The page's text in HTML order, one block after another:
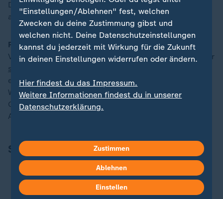
Das aktuelle sportstudio läuftmorgen live im Stream
ab 22:30 Uhr und ab 23 Uhr im TV.
Fußball:Die Weltmeisterschaft rückt näher, die
Vorfreude steigt. Ein guter Zeitpunkt, sich an einige der
spektakulärsten Partien der WM-Geschichte
erinnern. Autor Ralf Lorenzen blickt zurück auf das
Wunder von Bern, die Schande von Gijon, die Hand
Gottes sowie viele weitere unvergessene Spiele und
Akteure.
Schlagzeilen
Fernsehstar Günther Maria Halmer
ist tot
Russland und Ukraine:Größerer Austausch von
"Einstellungen/Ablehnen" fest, welchen
Zwecken du deine Zustimmung gibst und
welchen nicht. Deine Datenschutzeinstellungen
kannst du jederzeit mit Wirkung für die Zukunft
in deinen Einstellungen widerrufen oder ändern.
Hier findest du das Impressum.
Weitere Informationen findest du in unserer
Datenschutzerklärung.
Zustimmen
Ablehnen
Einstellen